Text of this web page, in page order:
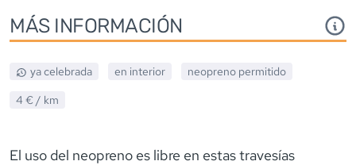
MÁS INFORMACIÓN
ya celebrada en interior neopreno permitido
4 € / km
El uso del neopreno es libre en estas travesías